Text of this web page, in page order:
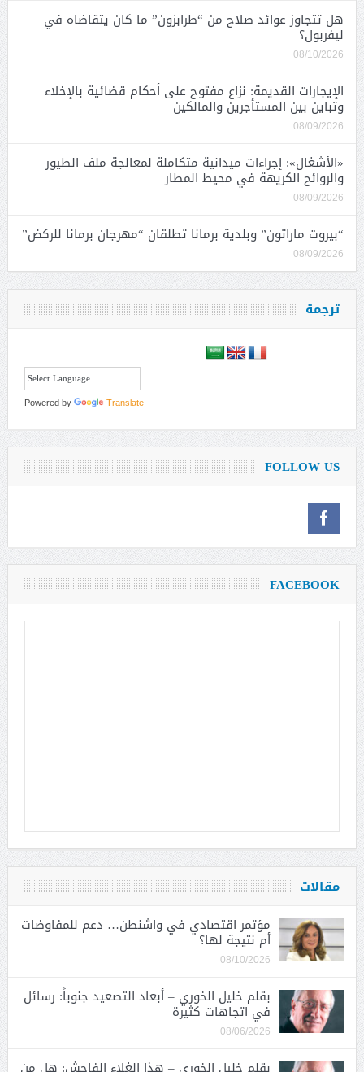
هل تتجاوز عوائد صلاح من “طرابزون” ما كان يتقاضاه في
ليفربول؟
08/10/2026
الإيجارات القديمة: نزاع مفتوح على أحكام قضائية بالإخلاء
وتباين بين المستأجرين والمالكين
08/09/2026
«الأشغال»: إجراءات ميدانية متكاملة لمعالجة ملف الطيور
والروائح الكريهة في محيط المطار
08/09/2026
“بيروت ماراتون” وبلدية برمانا تطلقان “مهرجان برمانا للركض”
08/09/2026
ترجمة
Powered by Translate
FOLLOW US
FACEBOOK
مقالات
مؤتمر اقتصادي في واشنطن… دعم للمفاوضات
أم نتيجة لها؟
08/10/2026
بقلم خليل الخوري – أبعاد التصعيد جنوباً: رسائل
في اتجاهات كثيرة
08/06/2026